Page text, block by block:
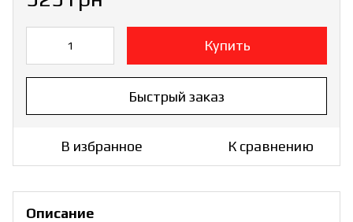
Купить
Быстрый заказ
В избранное К сравнению
Описание